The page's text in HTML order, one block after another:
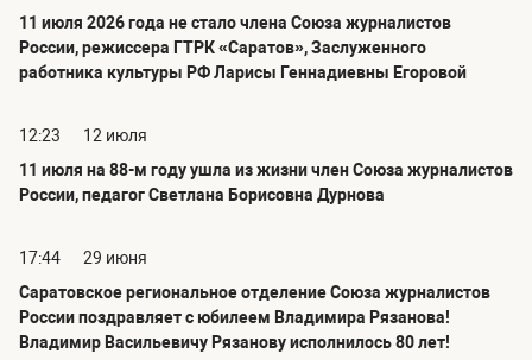
11 июля 2026 года не стало члена Союза журналистов
России, режиссера ГТРК «Саратов», Заслуженного
работника культуры РФ Ларисы Геннадиевны Егоровой
12:23
12 июля
11 июля на 88-м году ушла из жизни член Союза журналистов
России, педагог Светлана Борисовна Дурнова
17:44
29 июня
Саратовское региональное отделение Союза журналистов
России поздравляет с юбилеем Владимира Рязанова!
Владимир Васильевичу Рязанову исполнилось 80 лет!